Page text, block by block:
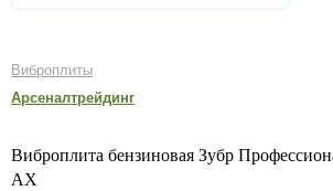
Виброплиты
Арсеналтрейдинг
Виброплита бензиновая Зубр
АХ